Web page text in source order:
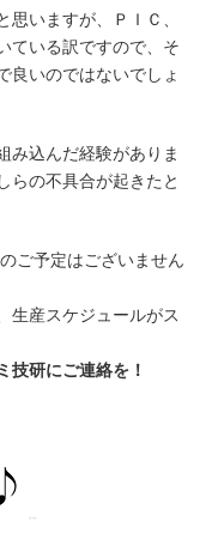
いますが、ＰＩＣ、
ている訳ですので、そ
良いのではないでしょ
み込んだ経験がありま
らの不具合が起きたと
のご予定はございません
生産スケジュールがス
技研にご連絡を！